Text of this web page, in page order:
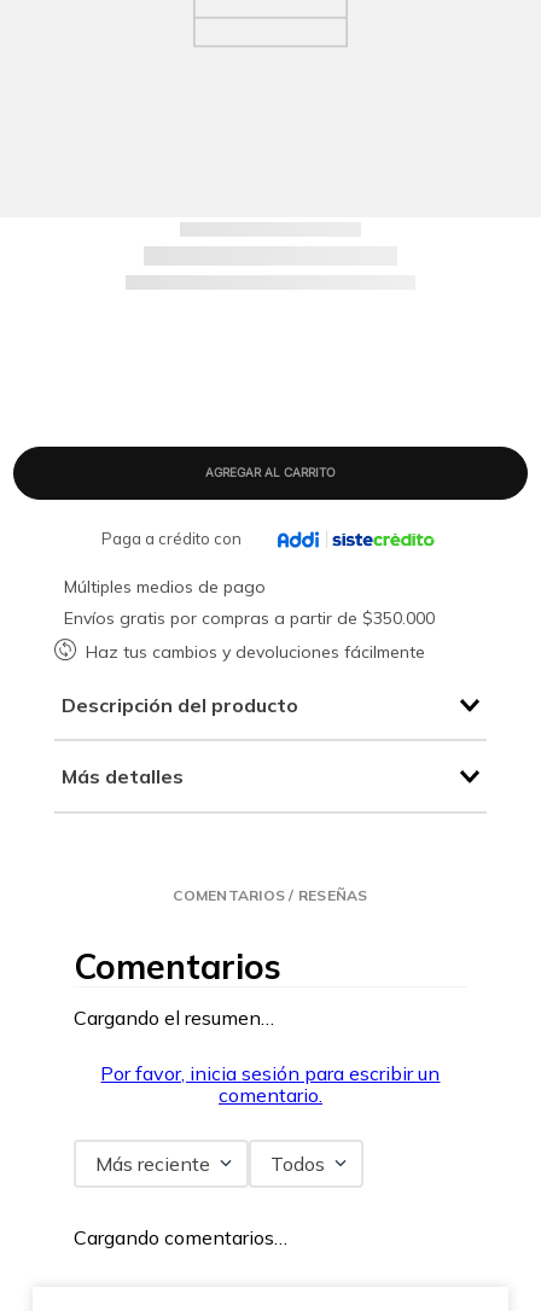
Paga a crédito con
Múltiples medios de pago
Envíos gratis por compras a partir de $350.000
Haz tus cambios y devoluciones fácilmente
Descripción del producto
Más detalles
COMENTARIOS / RESEÑAS
Comentarios
Cargando el resumen…
Por favor, inicia sesión para escribir un
comentario.
Más reciente Todos
Cargando comentarios…